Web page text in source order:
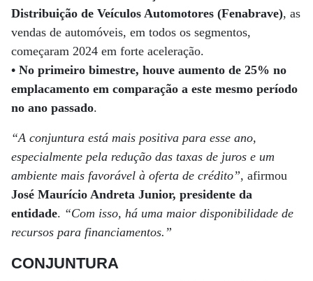
Distribuição de Veículos Automotores (Fenabrave), as
vendas de automóveis, em todos os segmentos,
começaram 2024 em forte aceleração.
• No primeiro bimestre, houve aumento de 25% no
emplacamento em comparação a este mesmo período
no ano passado.
“A conjuntura está mais positiva para esse ano,
especialmente pela redução das taxas de juros e um
ambiente mais favorável à oferta de crédito”, afirmou
José Maurício Andreta Junior, presidente da
entidade. “Com isso, há uma maior disponibilidade de
recursos para financiamentos.”
CONJUNTURA